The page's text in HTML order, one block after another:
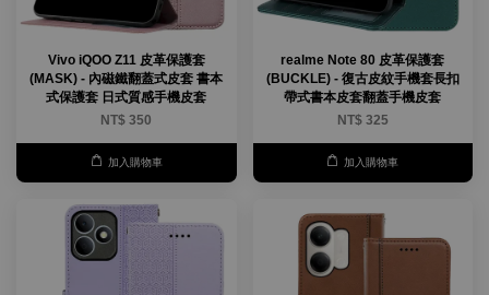
Vivo iQOO Z11 皮革保護套
(MASK) - 內磁鐵翻蓋式皮套 書本
式保護套 日式質感手機皮套
NT$ 350
加入購物車
realme Note 80 皮革保護套
(BUCKLE) - 復古皮紋手機套長扣
帶式書本皮套翻蓋手機皮套
NT$ 325
加入購物車